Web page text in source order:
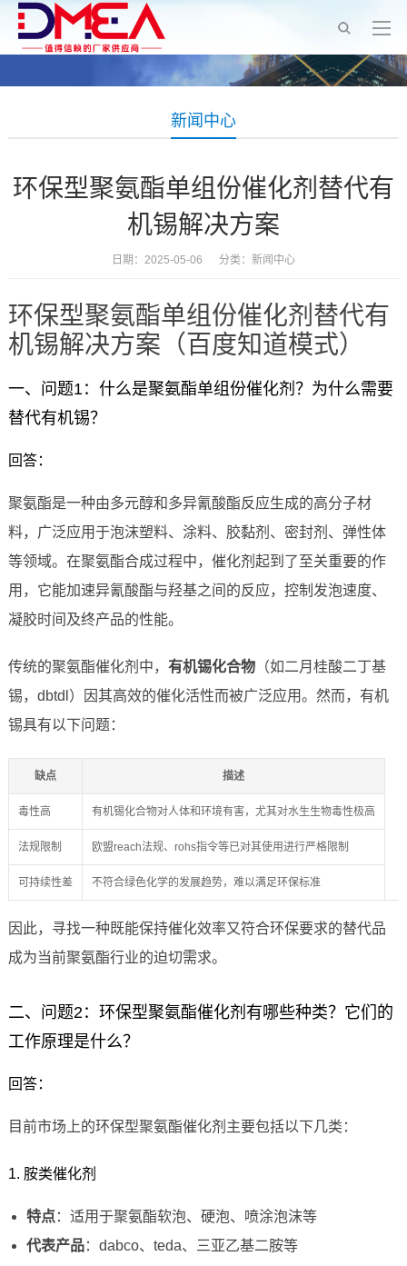
新闻中心
环保型聚氨酯单组份催化剂替代有
机锡解决方案
日期：2025-05-06 分类： 新闻中心
环保型聚氨酯单组份催化剂替代有
机锡解决方案（百度知道模式）
一、问题1：什么是聚氨酯单组份催化剂？为什么需要
替代有机锡？
回答：
聚氨酯是一种由多元醇和多异氰酸酯反应生成的高分子材
料，广泛应用于泡沫塑料、涂料、胶黏剂、密封剂、弹性体
等领域。在聚氨酯合成过程中，催化剂起到了至关重要的作
用，它能加速异氰酸酯与羟基之间的反应，控制发泡速度、
凝胶时间及终产品的性能。
传统的聚氨酯催化剂中， 有机锡化合物（如二月桂酸二丁基
锡，dbtdl）因其高效的催化活性而被广泛应用。然而，有机
锡具有以下问题：
缺点 描述
毒性高 有机锡化合物对人体和环境有害，尤其对水生生物毒性极高
法规限制 欧盟reach法规、rohs指令等已对其使用进行严格限制
可持续性差 不符合绿色化学的发展趋势，难以满足环保标准
因此，寻找一种既能保持催化效率又符合环保要求的替代品
成为当前聚氨酯行业的迫切需求。
二、问题2：环保型聚氨酯催化剂有哪些种类？它们的
工作原理是什么？
回答：
目前市场上的环保型聚氨酯催化剂主要包括以下几类：
1. 胺类催化剂
特点：适用于聚氨酯软泡、硬泡、喷涂泡沫等
代表产品：dabco、teda、三亚乙基二胺等